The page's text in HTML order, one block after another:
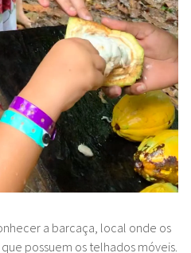
a barcaça, local onde os
possuem os telhados móveis.